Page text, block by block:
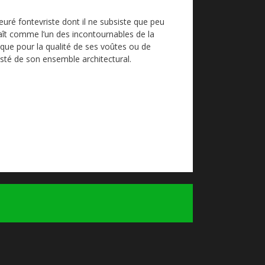
fontevriste dont il ne subsiste que peu
comme l’un des incontournables de la
pour la qualité de ses voûtes ou de
de son ensemble architectural.